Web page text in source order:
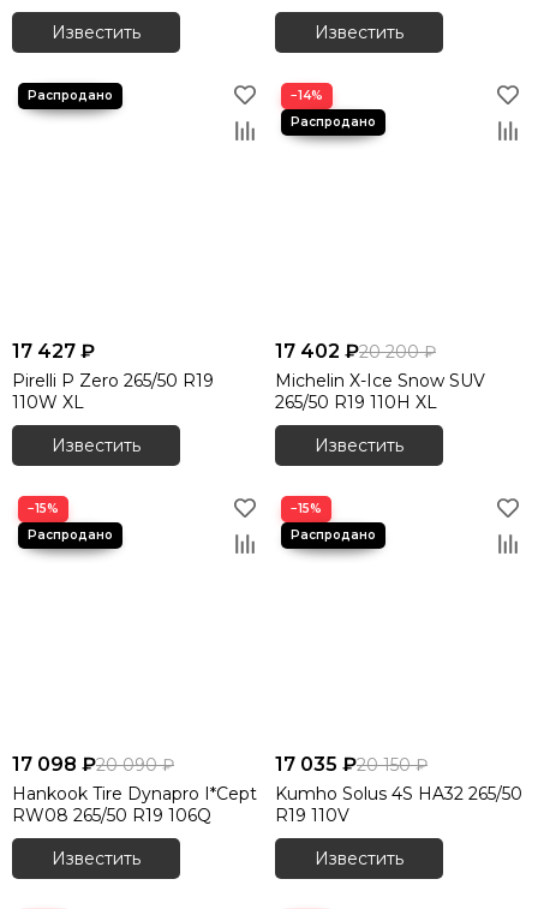
Известить Известить
17 427 ₽
Pirelli P Zero 265/50 R19
110W XL
Известить
−14%
17 402 ₽20 200 ₽
Michelin X-Ice Snow SUV
265/50 R19 110H XL
Известить
−15%
17 098 ₽20 090 ₽
Hankook Tire Dynapro I*Cept
RW08 265/50 R19 106Q
Известить
−15%
17 035 ₽20 150 ₽
Kumho Solus 4S HA32 265/50
R19 110V
Известить